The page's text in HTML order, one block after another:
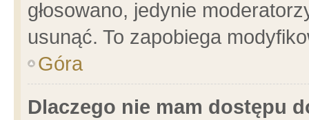
głosowano, jedynie
usunąć. To zapobiega
Góra
Dlaczego nie mam dostępu